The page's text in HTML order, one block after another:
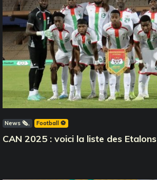
News 🗞️ Football ⚽️
CAN 2025 : voici la liste des Etalons